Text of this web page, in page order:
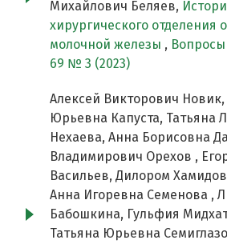
Михайлович Беляев,
хирургического отделения
молочной железы ,
69 № 3 (2023)
Алексей Викторович
Юрьевна Капуста, Татьяна
Нехаева, Анна Борисовна
Владимирович Орехов ,
Васильев, Дилором
Анна Игоревна Семенова ,
Бабошкина, Гульфия
Татьяна Юрьевна